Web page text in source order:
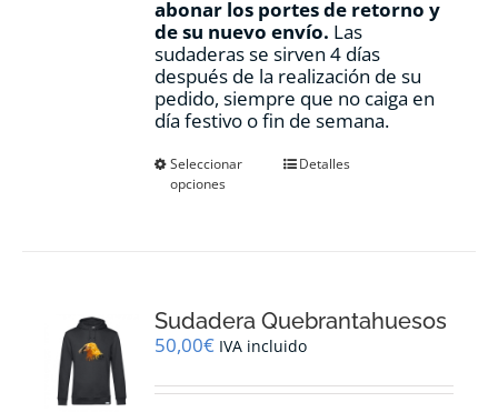
abonar los portes de retorno y
de su nuevo envío. Las
sudaderas se sirven 4 días
después de la realización de su
pedido, siempre que no caiga en
día festivo o fin de semana.
Seleccionar
opciones
Este
se
pueden
en
Detalles
Sudadera Quebrantahuesos
50,00€ IVA incluido